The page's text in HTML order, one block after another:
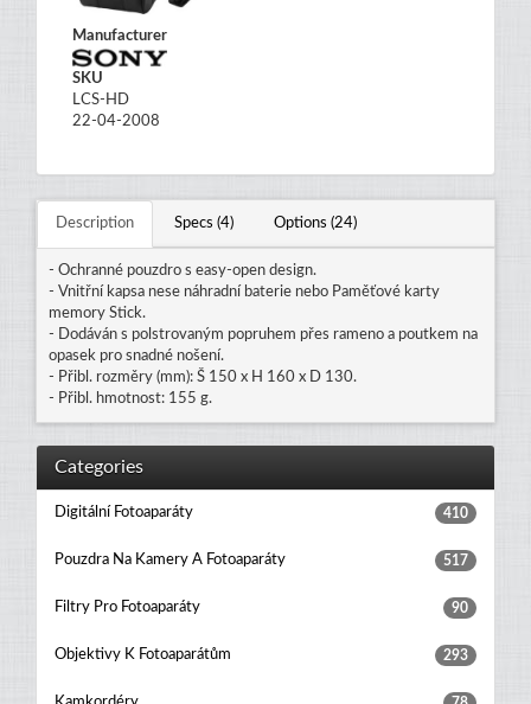
Manufacturer
SKU
LCS-HD
22-04-2008
Description Specs (4) Options (24)
- Ochranné pouzdro s easy-open design.
- Vnitřní kapsa nese náhradní baterie nebo Paměťové karty
memory Stick.
- Dodáván s polstrovaným popruhem přes rameno a poutkem na
opasek pro snadné nošení.
- Přibl. rozměry (mm): Š 150 x H 160 x D 130.
- Přibl. hmotnost: 155 g.
Categories
Digitální Fotoaparáty 410
Pouzdra Na Kamery A Fotoaparáty 517
Filtry Pro Fotoaparáty 90
Objektivy K Fotoaparátům 293